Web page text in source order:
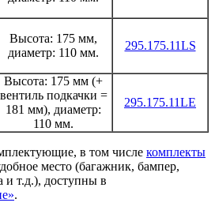
Высота: 175 мм,
диаметр: 110 мм.
295.175.11LS
Высота: 175 мм (+
вентиль подкачки =
181 мм), диаметр:
110 мм.
295.175.11LE
в том числе комплекты
место (багажник, бампер,
и т.д.), доступны в
.